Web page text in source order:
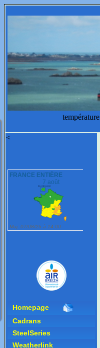
température
<
Homepage
Cadrans
SteelSeries
Weatherlink